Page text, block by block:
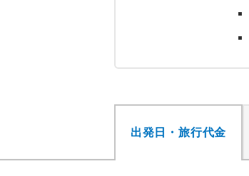
出発日・旅行代金